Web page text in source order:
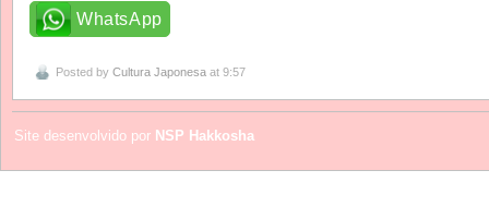
WhatsApp
Posted by Cultura Japonesa at 9:57
Site desenvolvido por NSP Hakkosha